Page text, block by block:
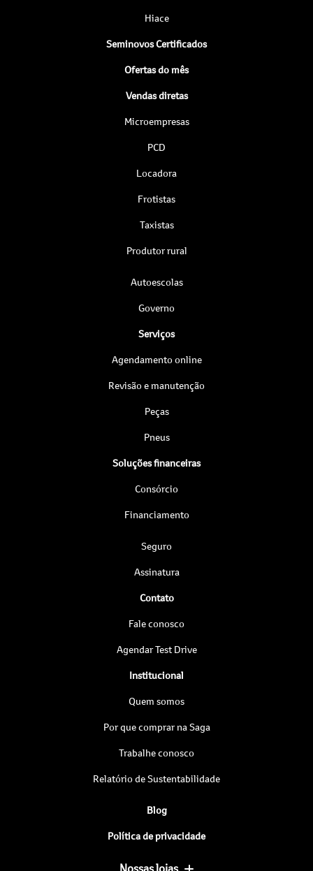
Hiace
Seminovos Certificados
Ofertas do mês
Vendas diretas
Microempresas
PCD
Locadora
Frotistas
Taxistas
Produtor rural
Autoescolas
Governo
Serviços
Agendamento online
Revisão e manutenção
Peças
Pneus
Soluções financeiras
Consórcio
Financiamento
Seguro
Assinatura
Contato
Fale conosco
Agendar Test Drive
Institucional
Quem somos
Por que comprar na Saga
Trabalhe conosco
Relatório de Sustentabilidade
Blog
Política de privacidade
Nossas lojas